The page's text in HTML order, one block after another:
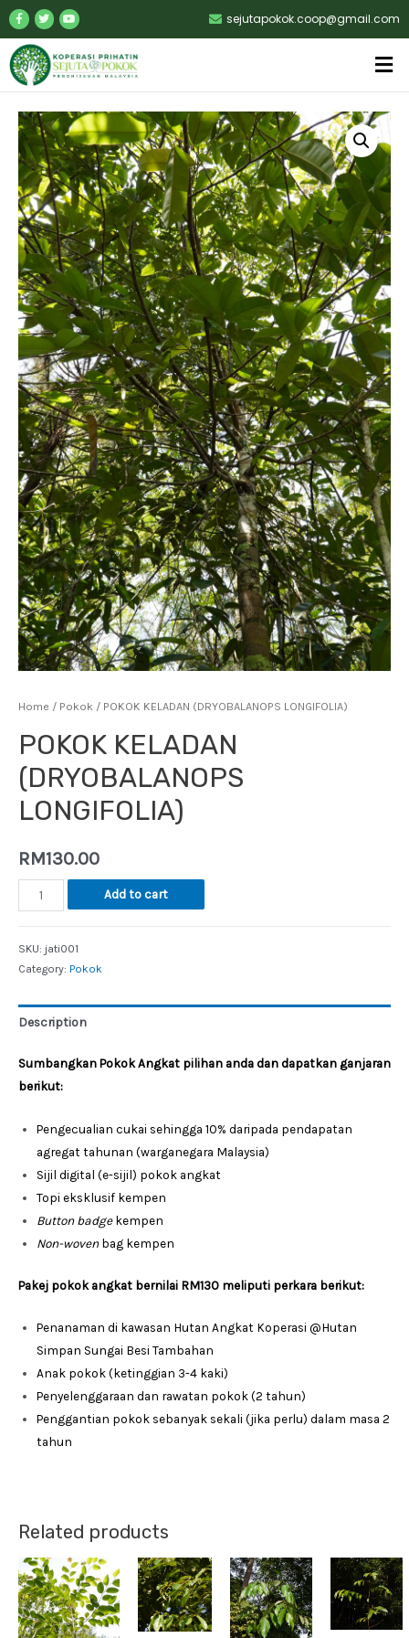
sejutapokok.coop@gmail.com
Home / Pokok / POKOK KELADAN (DRYOBALANOPS LONGIFOLIA)
POKOK KELADAN
(DRYOBALANOPS
LONGIFOLIA)
RM130.00
Add to cart
SKU: jati001
Category: Pokok
Description
SumbangkanPokokAngkat pilihanandadandapatkan ganjaran
berikut:
Pengecualian cukai sehingga 10% daripada pendapatan
agregat tahunan (warganegara Malaysia)
Sijil digital (e-sijil) pokok angkat
Topi eksklusif kempen
Button badgekempen
Non-wovenbag kempen
Pakej pokokangkat bernilai RM130 meliputi perkara berikut:
Penanaman di kawasan Hutan Angkat Koperasi @Hutan
Simpan Sungai Besi Tambahan
Anak pokok (ketinggian 3-4 kaki)
Penyelenggaraan dan rawatan pokok (2 tahun)
Penggantian pokok sebanyak sekali (jika perlu) dalam masa 2
tahun
Related products